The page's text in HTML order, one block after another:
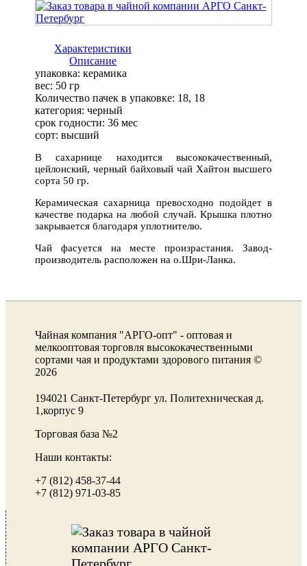
Характеристики
Описание
упаковка: керамика
вес: 50 гр
Количество пачек в упаковке: 18, 18
категория: черный
срок годности: 36 мес
сорт: высший
В сахарнице находится высококачественный,
цейлонский, черный байховый чай Хайтон высшего
сорта 50 гр.
Керамическая сахарница превосходно подойдет в
качестве подарка на любой случай. Крышка плотно
закрывается благодаря уплотнителю.
Чай фасуется на месте произрастания. Завод-
производитель расположен на о.Шри-Ланка.
Чайная компания "АРГО-опт" - оптовая и
мелкооптовая торговля высококачественными
сортами чая и продуктами здорового питания ©
2026
194021 Санкт-Петербург ул. Политехническая д.
1,корпус 9
Торговая база №2
Наши контакты:
+7 (812) 458-37-44
+7 (812) 971-03-85